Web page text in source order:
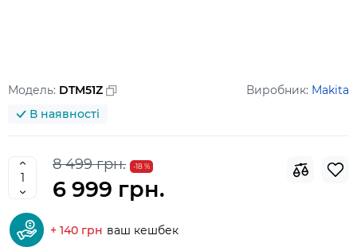
Модель: DTM51Z Виробник: Makita
В наявності
8 499 грн. -18 %
6 999 грн.
+ 140 грн ваш кешбек